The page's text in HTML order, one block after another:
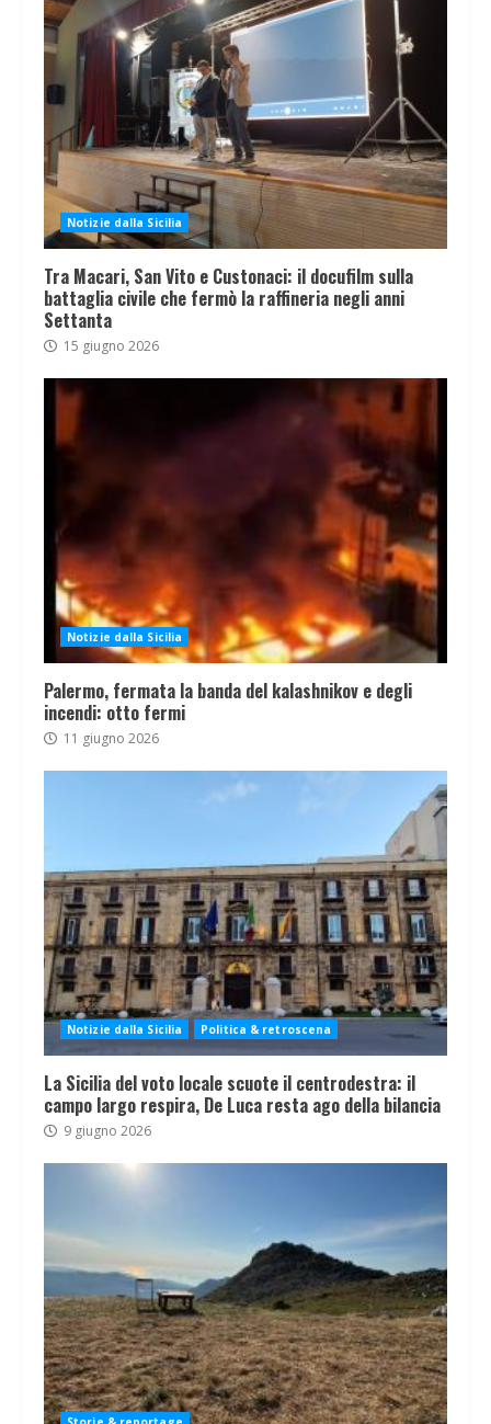
Notizie dalla Sicilia
Tra Macari, San Vito e Custonaci: il docufilm sulla
battaglia civile che fermò la raffineria negli anni
Settanta
15 giugno 2026
Notizie dalla Sicilia
Palermo, fermata la banda del kalashnikov e degli
incendi: otto fermi
11 giugno 2026
Notizie dalla Sicilia Politica & retroscena
La Sicilia del voto locale scuote il centrodestra: il
campo largo respira, De Luca resta ago della bilancia
9 giugno 2026